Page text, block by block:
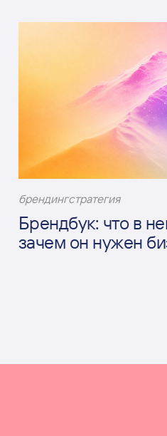
брендингстратегия
Брендбук: что в
зачем он нужен